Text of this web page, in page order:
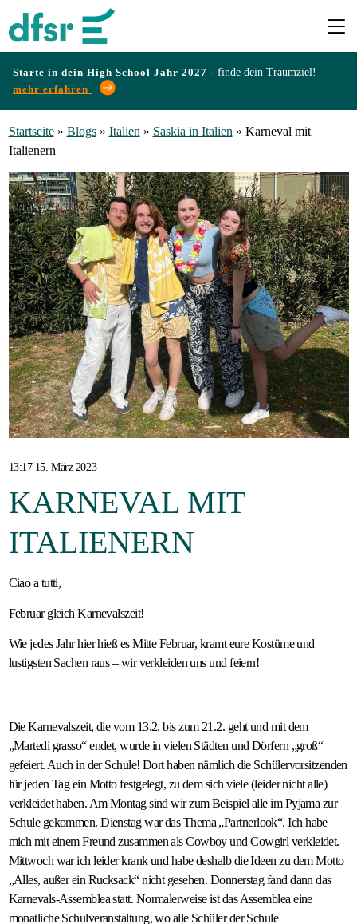
Starte in dein High School Jahr 2027 - finde dein Traumziel!
mehr erfahren
Programme
Infos
&
Erfahrungen
Preise
Gastfamilie
werden
Startseite» Blogs» Italien» Saskia in Italien» Karneval mit
Italienern
13:17 15. März 2023
KARNEVAL MIT
ITALIENERN
Ciao a tutti,
Februar gleich Karnevalszeit!
Wie jedes Jahr hier hieß es Mitte Februar, kramt eure Kostüme und
lustigsten Sachen raus – wir verkleiden uns und feiern!
Die Karnevalszeit, die vom 13.2. bis zum 21.2. geht und mit dem
„Martedi grasso“ endet, wurde in vielen Städten und Dörfern „groß“
gefeiert. Auch in der Schule! Dort haben nämlich die Schülervorsitzenden
für jeden Tag ein Motto festgelegt, zu dem sich viele (leider nicht alle)
verkleidet haben. Am Montag sind wir zum Beispiel alle im Pyjama zur
Schule gekommen. Dienstag war das Thema „Partnerlook“. Ich habe
mich mit einem Freund zusammen als Cowboy und Cowgirl verkleidet.
Mittwoch war ich leider krank und habe deshalb die Ideen zu dem Motto
„Alles, außer ein Rucksack“ nicht gesehen. Donnerstag fand dann das
Karnevals-Assemblea statt. Normalerweise ist das Assemblea eine
monatliche Schulveranstaltung, wo alle Schüler der Schule